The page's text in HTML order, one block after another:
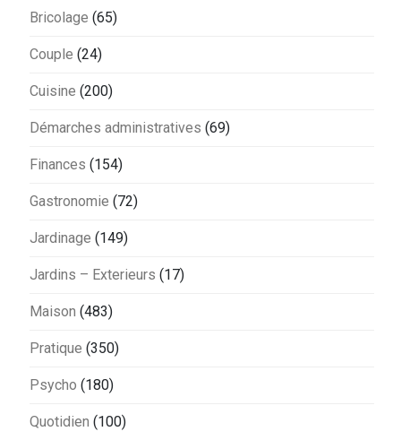
Bricolage (65)
Couple (24)
Cuisine (200)
Démarches administratives (69)
Finances (154)
Gastronomie (72)
Jardinage (149)
Jardins – Exterieurs (17)
Maison (483)
Pratique (350)
Psycho (180)
Quotidien (100)